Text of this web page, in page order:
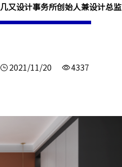
几又设计事务所创始人兼设计总监
2021/11/20 4337